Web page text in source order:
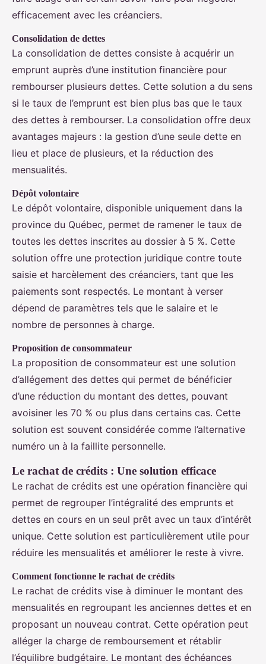
efficacement avec les créanciers.
Consolidation de dettes
La consolidation de dettes consiste à acquérir un
emprunt auprès d’une institution financière pour
rembourser plusieurs dettes. Cette solution a du sens
si le taux de l’emprunt est bien plus bas que le taux
des dettes à rembourser. La consolidation offre deux
avantages majeurs : la gestion d’une seule dette en
lieu et place de plusieurs, et la réduction des
mensualités.
Dépôt volontaire
Le dépôt volontaire, disponible uniquement dans la
province du Québec, permet de ramener le taux de
toutes les dettes inscrites au dossier à 5 %. Cette
solution offre une protection juridique contre toute
saisie et harcèlement des créanciers, tant que les
paiements sont respectés. Le montant à verser
dépend de paramètres tels que le salaire et le
nombre de personnes à charge.
Proposition de consommateur
La proposition de consommateur est une solution
d’allégement des dettes qui permet de bénéficier
d’une réduction du montant des dettes, pouvant
avoisiner les 70 % ou plus dans certains cas. Cette
solution est souvent considérée comme l’alternative
numéro un à la faillite personnelle.
Le rachat de crédits : Une solution efficace
Le rachat de crédits est une opération financière qui
permet de regrouper l’intégralité des emprunts et
dettes en cours en un seul prêt avec un taux d’intérêt
unique. Cette solution est particulièrement utile pour
réduire les mensualités et améliorer le reste à vivre.
Comment fonctionne le rachat de crédits
Le rachat de crédits vise à diminuer le montant des
mensualités en regroupant les anciennes dettes et en
proposant un nouveau contrat. Cette opération peut
alléger la charge de remboursement et rétablir
l’équilibre budgétaire. Le montant des échéances